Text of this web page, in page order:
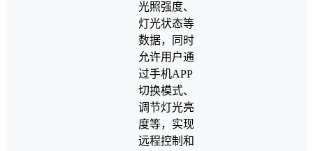
光照强度、
灯光状态等
数据，同时
允许用户通
过手机APP
切换模式、
调节灯光亮
度等，实现
远程控制和